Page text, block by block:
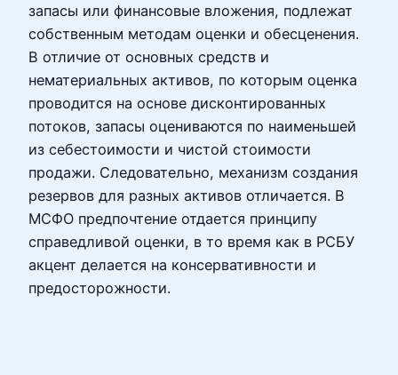
запасы или финансовые вложения, подлежат
собственным методам оценки и обесценения.
В отличие от основных средств и
нематериальных активов, по которым оценка
проводится на основе дисконтированных
потоков, запасы оцениваются по наименьшей
из себестоимости и чистой стоимости
продажи. Следовательно, механизм создания
резервов для разных активов отличается. В
МСФО предпочтение отдается принципу
справедливой оценки, в то время как в РСБУ
акцент делается на консервативности и
предосторожности.